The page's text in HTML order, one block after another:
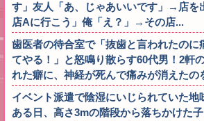
す」友人「あ、じゃあいいです」→店を
店Aに行こう」俺「え？」→その店...
歯医者の待合室で「抜歯と言われたのに
てやる！」と怒鳴り散らす60代男！2軒
れた癖に、神経が死んで痛みが消えた
イベント派遣で陰湿にいじられていた地
ある日、高さ3mの階段から落ちかけた